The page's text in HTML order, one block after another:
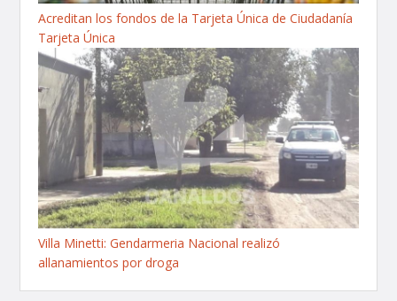
Acreditan los fondos de la Tarjeta Única de Ciudadanía
Tarjeta Única
Villa Minetti: Gendarmeria Nacional realizó
allanamientos por droga